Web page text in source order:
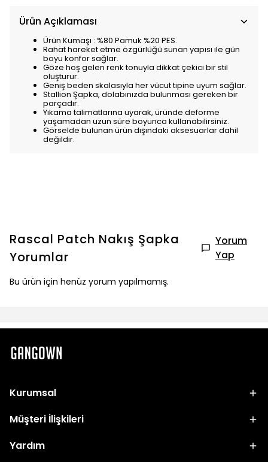
Ürün Açıklaması
Ürün Kumaşı : %80 Pamuk %20 PES.
Rahat hareket etme özgürlüğü sunan yapısı ile gün
boyu konfor sağlar.
Göze hoş gelen renk tonuyla dikkat çekici bir stil
oluşturur.
Geniş beden skalasıyla her vücut tipine uyum sağlar.
Stallion Şapka, dolabınızda bulunması gereken bir
parçadır.
Yıkama talimatlarına uyarak, üründe deforme
yaşamadan uzun süre boyunca kullanabilirsiniz.
Görselde bulunan ürün dışındaki aksesuarlar dahil
değildir.
Rascal Patch Nakış Şapka
Yorumlar
Yorum
Yap
Bu ürün için henüz yorum yapılmamış.
Kurumsal
Müşteri İlişkileri
Yardım